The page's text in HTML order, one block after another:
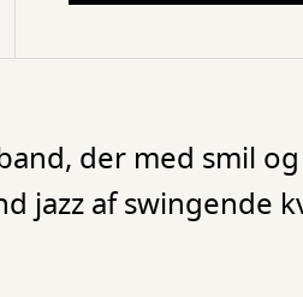
der med smil
jazz af swingende